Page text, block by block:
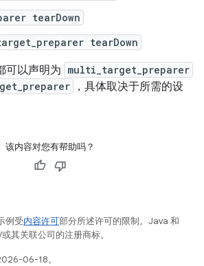
tearDown
tearDown
可以声明为 multi_target_preparer
，具体取决于所需的设
该内容对您有帮助吗？
例受内容许可部分所述许可的限制。Java 和
其关联公司的注册商标。
06-18。